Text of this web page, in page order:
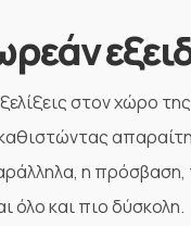
στον χώρο
η
όλο και πιο δύσκολη.